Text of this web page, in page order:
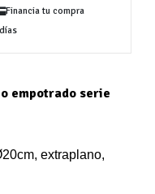
Financia tu compra
empotrado serie
extraplano,